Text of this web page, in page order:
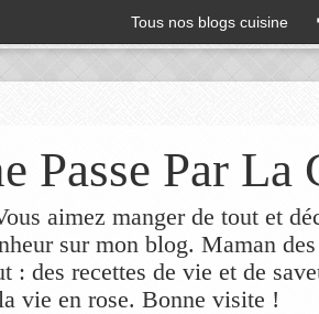
Tous nos blogs cuisine
Passe Par La
aimez manger de tout et
sur mon blog. Maman
: des recettes de vie et de
vie en rose. Bonne visite !